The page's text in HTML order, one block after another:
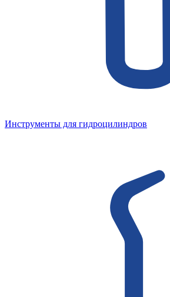
Инструменты для гидроцилиндров